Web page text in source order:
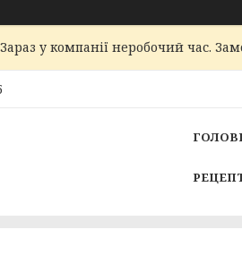
Зараз у компанії неробочий час.